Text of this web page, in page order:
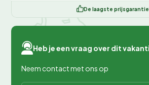
De laagste
Heb je een vraag over dit
Neem contact met ons op